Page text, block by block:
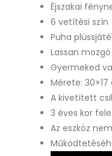
Éjszakai
6 vetítési szín
Puha
Lassan
Gyermeked
Mérete:
A kivetített
3 éves kor
Az eszköz